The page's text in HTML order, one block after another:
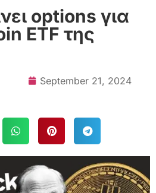
options για
ETF της
September 21, 2024